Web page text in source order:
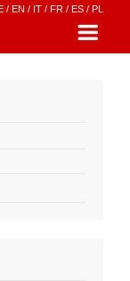
/ EN / IT / FR / ES / PL